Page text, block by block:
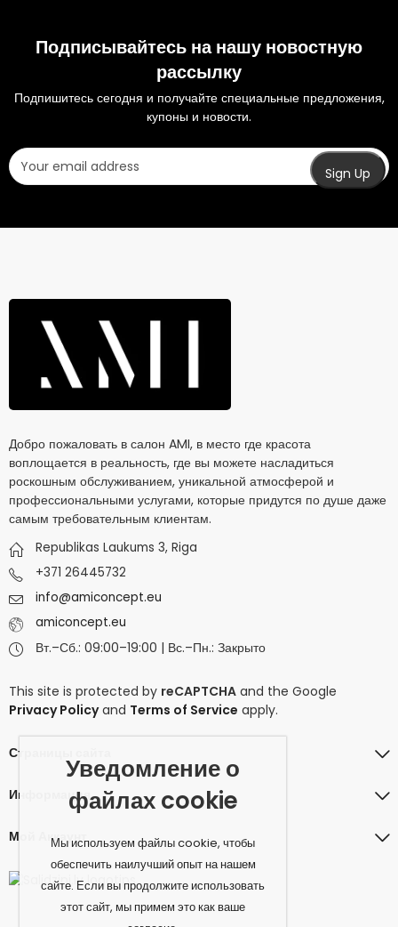
Подписывайтесь на нашу новостную
рассылку
Подпишитесь сегодня и получайте специальные предложения,
купоны и новости.
Добро пожаловать в салон AMI, в место где красота
воплощается в реальность, где вы можете насладиться
роскошным обслуживанием, уникальной атмосферой и
профессиональными услугами, которые придутся по душе даже
самым требовательным клиентам.
Republikas Laukums 3, Riga
+371 26445732
info@amiconcept.eu
amiconcept.eu
Вт.–Сб.: 09:00–19:00 | Вс.–Пн.: Закрыто
This site is protected by reCAPTCHA and the Google
Privacy Policyand Terms of Service apply.
Страницы сайта
Информация
Мой Аккаунт
Уведомление о
файлах cookie
Мы используем файлы cookie, чтобы
обеспечить наилучший опыт на нашем
сайте. Если вы продолжите использовать
этот сайт, мы примем это как ваше